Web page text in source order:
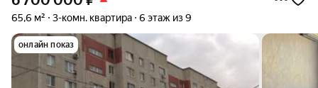
65,6 м² 3-комн. квартира 6 этаж из 9
онлайн показ